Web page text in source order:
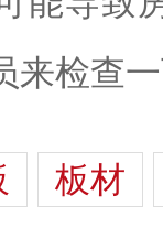
来检查
板材